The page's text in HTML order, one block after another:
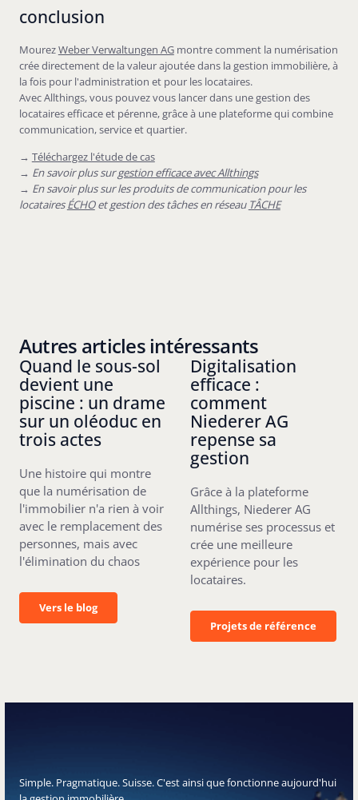
conclusion
MourezWeber Verwaltungen AGmontre comment la numérisation
crée directement de la valeur ajoutée dans la gestion immobilière, à
la fois pour l'administration et pour les locataires.
Avec Allthings, vous pouvez vous lancer dans une gestion des
locataires efficace et pérenne, grâce à une plateforme qui combine
communication, service et quartier.
→ Téléchargez l'étude de cas
→ En savoir plus surgestion efficace avec Allthings
→ En savoir plus sur les produits de communication pour les
locatairesÉCHOet gestion des tâches en réseau TÂCHE
Autres articles intéressants
Quand le sous-sol
devient une
piscine : un drame
sur un oléoduc en
trois actes
Une histoire qui montre
que la numérisation de
l'immobilier n'a rien à voir
avec le remplacement des
personnes, mais avec
l'élimination du chaos
Vers le blog
Vers le blog
Digitalisation
efficace :
comment
Niederer AG
repense sa
gestion
Grâce à la plateforme
Allthings, Niederer AG
numérise ses processus et
crée une meilleure
expérience pour les
locataires.
Projets de référence
Projets de référence
Simple. Pragmatique. Suisse. C'est ainsi que fonctionne aujourd'hui